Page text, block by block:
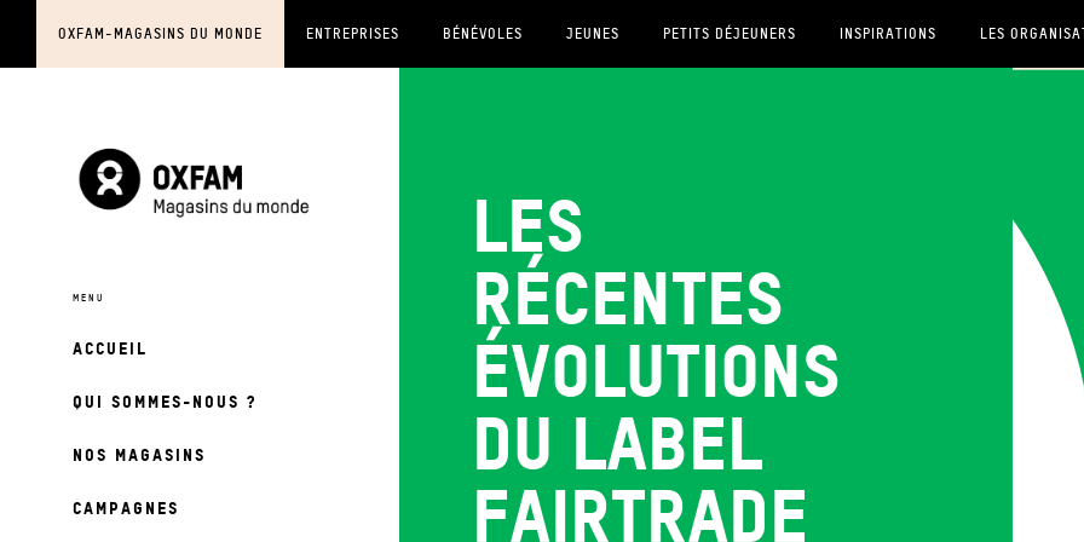
OXFAM-MAGASINS DU MONDE ENTREPRISES BÉNÉVOLES JEUNES PETITS DÉJEUNERS INSPIRATIONS LES
ACCUEIL
QUI SOMMES-NOUS ?
NOS MAGASINS
CAMPAGNES
Les
récentes
évolutions
du label
Fairtrade